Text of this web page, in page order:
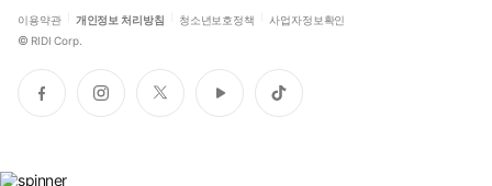
이용약관 개인정보 처리방침 청소년보호정책 사업자정보확인
© RIDI Corp.
페
이
인
스
트
위
유
튜
틱
톡